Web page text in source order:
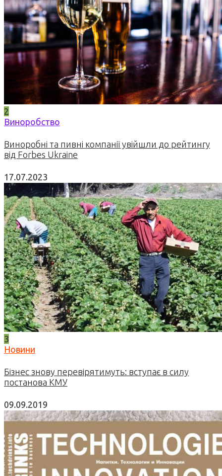
2
Виноробство
Виноробні та пивні компанії увійшли до рейтингу
від Forbes Ukraine
17.07.2023
3
Новини
Бізнес знову перевірятимуть: вступає в силу
постанова КМУ
09.09.2019